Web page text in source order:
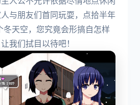
与朋友们首同玩耍，点拾半年
冬天空，您究竟会形搞自怎样
我们拭目以待吧！